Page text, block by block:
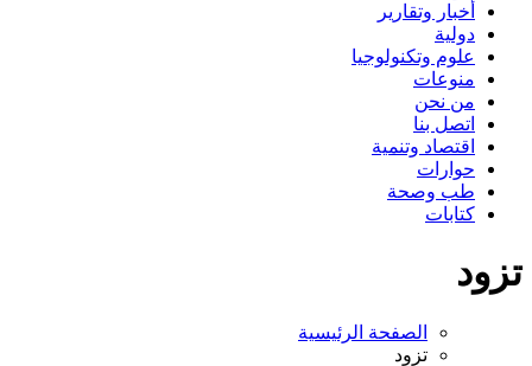
أخبار وتقارير
دولية
علوم وتكنولوجيا
منوعات
من نحن
اتصل بنا
اقتصاد وتنمية
حوارات
طب وصحة
كتابات
تزود
الصفحة الرئيسية
تزود